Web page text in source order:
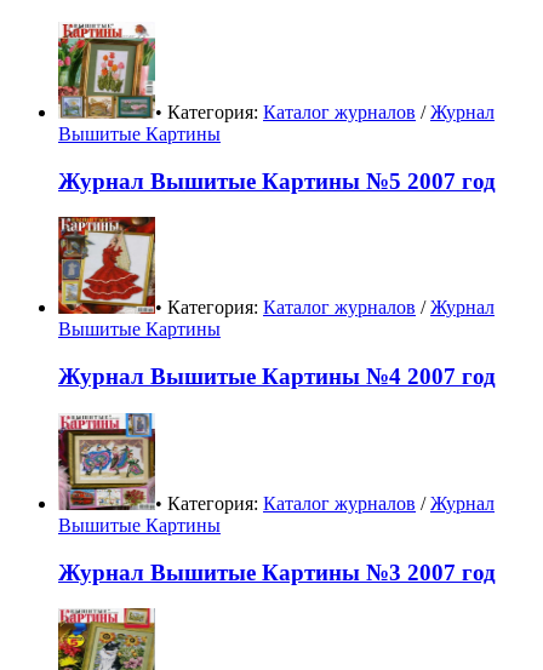
• Категория: Каталог журналов /Журнал
Вышитые Картины
Журнал Вышитые Картины №5 2007 год
• Категория: Каталог журналов /Журнал
Вышитые Картины
Журнал Вышитые Картины №4 2007 год
• Категория: Каталог журналов /Журнал
Вышитые Картины
Журнал Вышитые Картины №3 2007 год